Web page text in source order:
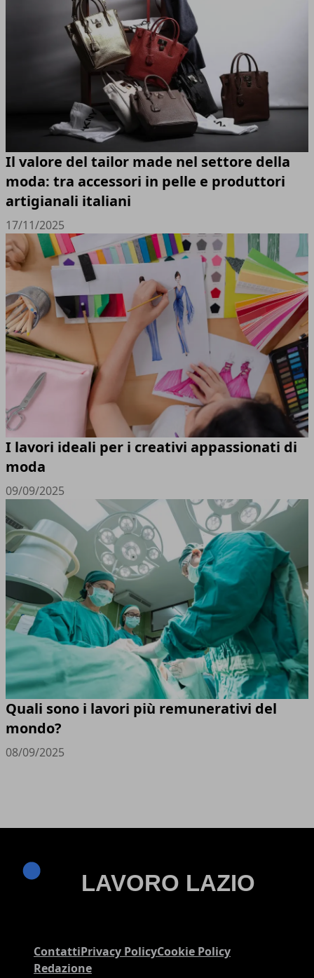
Il valore del tailor made nel settore della
moda: tra accessori in pelle e produttori
artigianali italiani
17/11/2025
I lavori ideali per i creativi appassionati di
moda
09/09/2025
Quali sono i lavori più remunerativi del
mondo?
08/09/2025
ContattiPrivacy PolicyCookie Policy
Redazione